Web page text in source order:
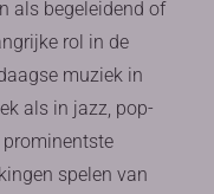
als begeleidend of
rol in de
muziek in
als in jazz, pop-
spelen van